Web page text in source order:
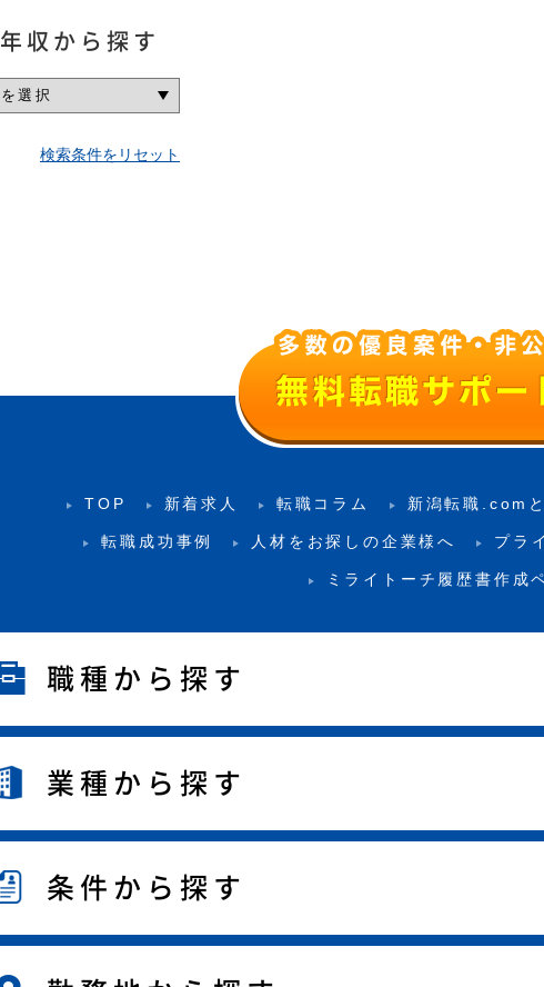
年収から探す
検索条件をリセット
TOP 新着求人 転職コラム 新潟転職.com
転職成功事例 人材をお探しの企業様へ プラ
ミライトーチ履歴書作成
職種から探す
業種から探す
条件から探す